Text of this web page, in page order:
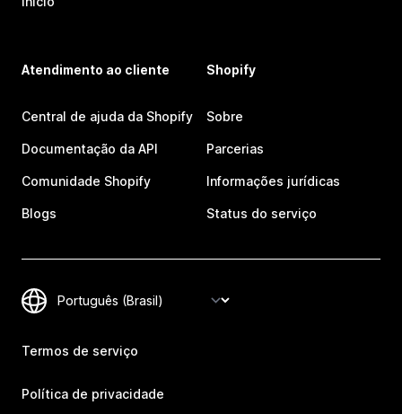
Atendimento ao cliente
Central de ajuda da Shopify
Documentação da API
Comunidade Shopify
Blogs
Shopify
Sobre
Parcerias
Informações jurídicas
Status do serviço
Termos de serviço
Política de privacidade